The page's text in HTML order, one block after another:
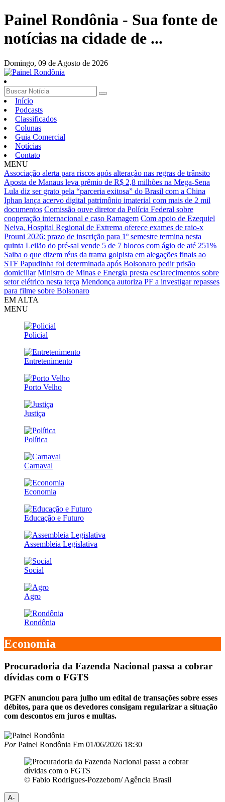
Painel Rondônia - Sua fonte de
notícias na cidade de ...
Domingo, 09 de Agosto de 2026
Início
Podcasts
Classificados
Colunas
Guia Comercial
Notícias
Contato
MENU
Associação alerta para riscos após alteração nas regras de trânsito
Aposta de Manaus leva prêmio de R$ 2,8 milhões na Mega-Sena
Lula diz ser grato pela “parceria exitosa” do Brasil com a China
Iphan lança acervo digital patrimônio imaterial com mais de 2 mil
documentos Comissão ouve diretor da Polícia Federal sobre
cooperação internacional e caso Ramagem Com apoio de Ezequiel
Neiva, Hospital Regional de Extrema oferece exames de raio-x
Prouni 2026: prazo de inscrição para 1º semestre termina nesta
quinta Leilão do pré-sal vende 5 de 7 blocos com ágio de até 251%
Saiba o que dizem réus da trama golpista em alegações finais ao
STF Papudinha foi determinada após Bolsonaro pedir prisão
domiciliar Ministro de Minas e Energia presta esclarecimentos sobre
setor elétrico nesta terça Mendonça autoriza PF a investigar repasses
para filme sobre Bolsonaro
EM ALTA
MENU
Policial
Entretenimento
Porto Velho
Justiça
Política
Carnaval
Economia
Educação e Futuro
Assembleia Legislativa
Social
Agro
Rondônia
Economia
Procuradoria da Fazenda Nacional passa a cobrar
dívidas com o FGTS
PGFN anunciou para julho um edital de transações sobre esses
débitos, para que os devedores consigam regularizar a situação
com descontos em juros e multas.
PorPainel Rondônia Em 01/06/2026 18:30
© Fabio Rodrigues-Pozzebom/ Agência Brasil
A-